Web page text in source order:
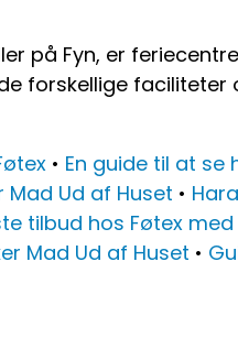
på Fyn, er
forskellige
• En guide til at se
Mad Ud af Huset •
tilbud hos Føtex med
Mad Ud af Huset •